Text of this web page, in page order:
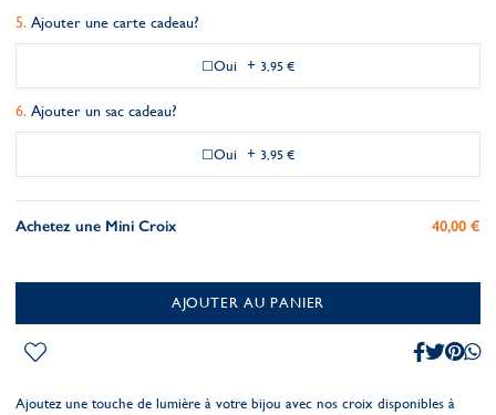
Ajouter une carte cadeau?
Oui + 3,95 €
Ajouter un sac cadeau?
Oui + 3,95 €
Achetez une Mini Croix 40,00 €
AJOUTER AU PANIER
Ajoutez une touche de lumière à votre bijou avec nos croix disponibles à